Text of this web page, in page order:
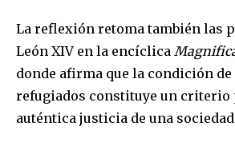
La reflexión retoma también las
León XIV en la encíclica
donde afirma que la condición
refugiados constituye un criterio
auténtica justicia de una